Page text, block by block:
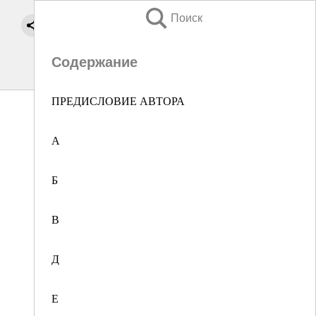
Поиск
Содержание
ПРЕДИСЛОВИЕ АВТОРА
А
Б
В
Д
Е